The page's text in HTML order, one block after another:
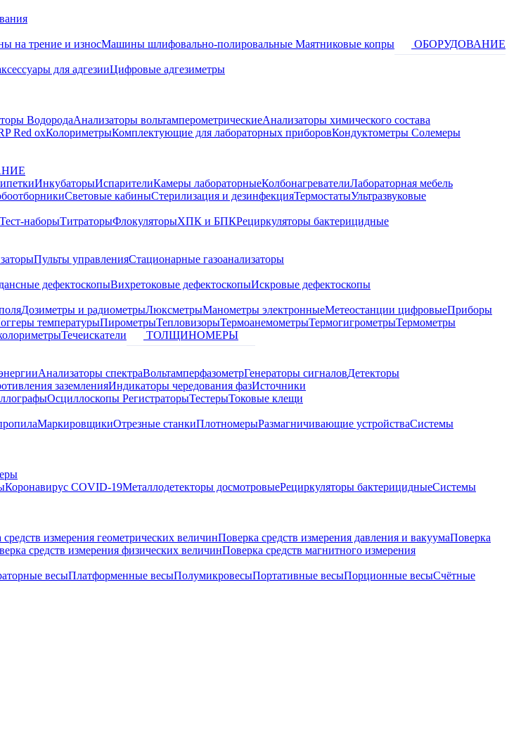
на трение и износМашины шлифовально-полировальные Маятниковые копры
ОБОРУДОВАНИЕ
для адгезииЦифровые адгезиметры
ВодородаАнализаторы вольтамперометрическиеАнализаторы химического состава
Red oxКолориметрыКомплектующие для лабораторных приборовКондуктометры Солемеры
ИнкубаторыИспарителиКамеры лабораторныеКолбонагревателиЛабораторная мебель
Световые кабиныСтерилизация и дезинфекцияТермостатыУльтразвуковые
Тест-наборыТитраторыФлокуляторыХПК и БПКРециркуляторы бактерицидные
Пульты управленияСтационарные газоанализаторы
дефектоскопыВихретоковые дефектоскопыИскровые дефектоскопы
Дозиметры и радиометрыЛюксметрыМанометры электронныеМетеостанции цифровыеПриборы
температурыПирометрыТепловизорыТермоанемометрыТермогигрометрыТермометры
Течеискатели
ТОЛЩИНОМЕРЫ
Анализаторы спектраВольтамперфазометрГенераторы сигналовДетекторы
заземленияИндикаторы чередования фазИсточники
Осциллоскопы РегистраторыТестерыТоковые клещи
МаркировщикиОтрезные станкиПлотномерыРазмагничивающие устройстваСистемы
Коронавирус COVID-19Металлодетекторы досмотровыеРециркуляторы бактерицидныеСистемы
измерения геометрических величинПоверка средств измерения давления и вакуумаПоверка
средств измерения физических величинПоверка средств магнитного измерения
весыПлатформенные весыПолумикровесыПортативные весыПорционные весыСчётные